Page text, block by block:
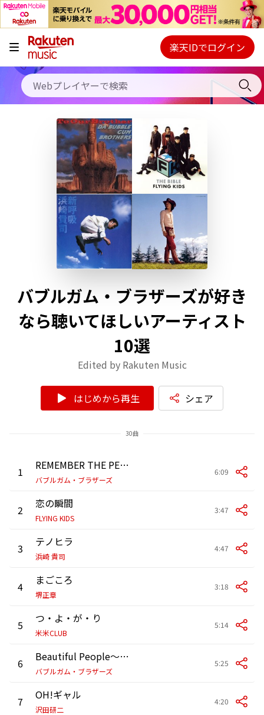
キャンペーン
料金プラン
使い方
初回30日間無料お試し
Webプレイヤー
ご契約内容の確認・変更
楽天IDでログイン
バブルガム・ブラザーズが好き
なら聴いてほしいアーティスト
10選
Edited by Rakuten Music
はじめから再生 シェア
30曲
1 REMEMBER THE PEARL NIGHT
バブルガム・ブラザーズ
6:09
2 恋の瞬間
FLYING KIDS
3:47
3 テノヒラ
浜崎 貴司
4:47
4 まごころ
堺正章
3:18
5 つ・よ・が・り
米米CLUB
5:14
6 Beautiful People～明日への叫び
バブルガム・ブラザーズ
5:25
7 OH!ギャル
沢田研二
4:20